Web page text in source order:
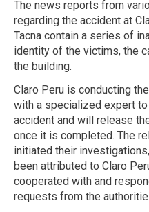
The news reports from
regarding the accident at
Tacna contain a series of
identity of the victims, the
the building.
Claro Peru is conducting
with a specialized expert
accident and will release
once it is completed. The
initiated their
been attributed to Claro
cooperated with and
requests from the